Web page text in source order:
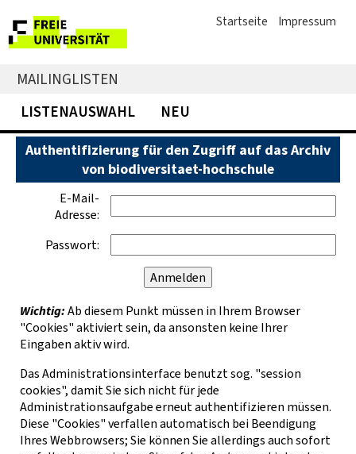
Startseite Impressum
MAILINGLISTEN
LISTENAUSWAHL
NEU
Authentifizierung für den Zugriff auf das Archiv
von biodiversitaet-hochschule
E-Mail-
Adresse:
Passwort:
Wichtig:Ab diesem Punkt müssen in Ihrem Browser
"Cookies" aktiviert sein, da ansonsten keine Ihrer
Eingaben aktiv wird.
Das Administrationsinterface benutzt sog. "session
cookies", damit Sie sich nicht für jede
Administrationsaufgabe erneut authentifizieren müssen.
Diese "Cookies" verfallen automatisch bei Beendigung
Ihres Webbrowsers; Sie können Sie allerdings auch sofort